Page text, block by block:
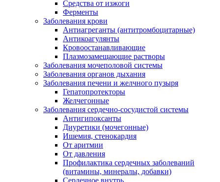
Средства от изжоги
Ферменты
Заболевания крови
Антиагреганты (антитромбоцитарные)
Антикоагулянты
Кровоостанавливающие
Плазмозамещающие растворы
Заболевания мочеполовой системы
Заболевания органов дыхания
Заболевания печени и желчного пузыря
Гепатопротекторы
Желчегонные
Заболевания сердечно-сосудистой системы
Антигипоксанты
Диуретики (мочегонные)
Ишемия, стенокардия
От аритмии
От давления
Профилактика сердечных заболеваний
(витамины, минералы, добавки)
Сердечное внутрь